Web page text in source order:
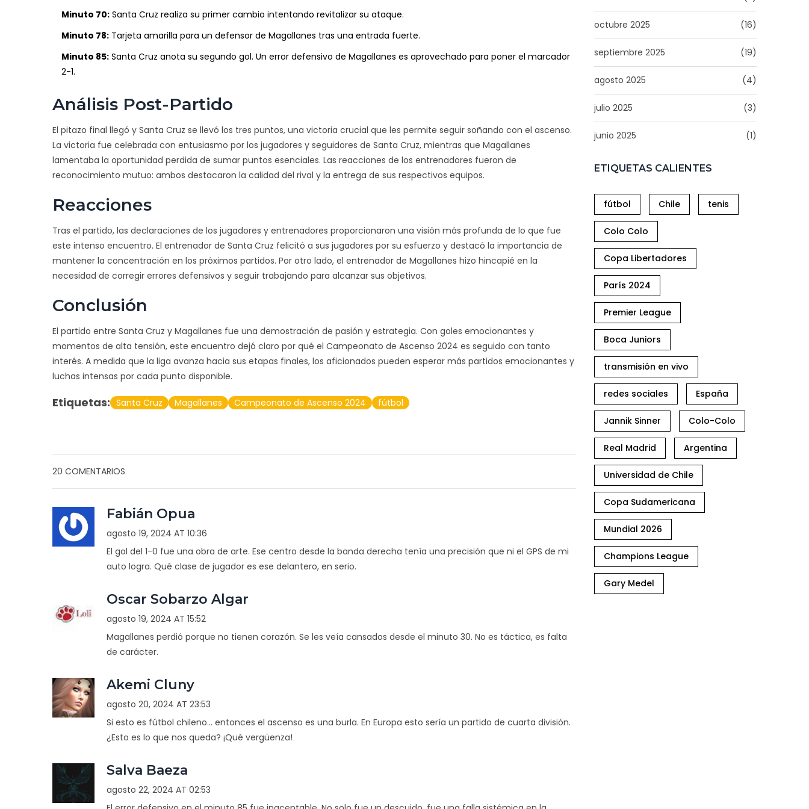
octubre 2025 (16)
septiembre 2025 (19)
agosto 2025 (4)
julio 2025 (3)
junio 2025 (1)
ETIQUETAS CALIENTES
fútbol Chile tenis
Colo Colo
Copa Libertadores
París 2024
Premier League
Boca Juniors
transmisión en vivo
redes sociales España
Jannik Sinner Colo-Colo
Real Madrid Argentina
Universidad de Chile
Copa Sudamericana
Mundial 2026
Champions League
Gary Medel
Minuto 70: Santa Cruz realiza su primer cambio intentando revitalizar su ataque.
Minuto 78: Tarjeta amarilla para un defensor de Magallanes tras una entrada fuerte.
Minuto 85: Santa Cruz anota su segundo gol. Un error defensivo de Magallanes es aprovechado para poner el marcador
2-1.
Análisis Post-Partido
El pitazo final llegó y Santa Cruz se llevó los tres puntos, una victoria crucial que les permite seguir soñando con el ascenso.
La victoria fue celebrada con entusiasmo por los jugadores y seguidores de Santa Cruz, mientras que Magallanes
lamentaba la oportunidad perdida de sumar puntos esenciales. Las reacciones de los entrenadores fueron de
reconocimiento mutuo: ambos destacaron la calidad del rival y la entrega de sus respectivos equipos.
Reacciones
Tras el partido, las declaraciones de los jugadores y entrenadores proporcionaron una visión más profunda de lo que fue
este intenso encuentro. El entrenador de Santa Cruz felicitó a sus jugadores por su esfuerzo y destacó la importancia de
mantener la concentración en los próximos partidos. Por otro lado, el entrenador de Magallanes hizo hincapié en la
necesidad de corregir errores defensivos y seguir trabajando para alcanzar sus objetivos.
Conclusión
El partido entre Santa Cruz y Magallanes fue una demostración de pasión y estrategia. Con goles emocionantes y
momentos de alta tensión, este encuentro dejó claro por qué el Campeonato de Ascenso 2024 es seguido con tanto
interés. A medida que la liga avanza hacia sus etapas finales, los aficionados pueden esperar más partidos emocionantes y
luchas intensas por cada punto disponible.
Etiquetas: Santa Cruz Magallanes Campeonato de Ascenso 2024 fútbol
20 COMENTARIOS
Fabián Opua
agosto 19, 2024 AT 10:36
El gol del 1-0 fue una obra de arte. Ese centro desde la banda derecha tenía una precisión que ni el GPS de mi
auto logra. Qué clase de jugador es ese delantero, en serio.
Oscar Sobarzo Algar
agosto 19, 2024 AT 15:52
Magallanes perdió porque no tienen corazón. Se les veía cansados desde el minuto 30. No es táctica, es falta
de carácter.
Akemi Cluny
agosto 20, 2024 AT 23:53
Si esto es fútbol chileno... entonces el ascenso es una burla. En Europa esto sería un partido de cuarta división.
¿Esto es lo que nos queda? ¡Qué vergüenza!
Salva Baeza
agosto 22, 2024 AT 02:53